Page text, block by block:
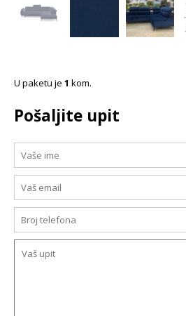
U paketu je 1 kom.
Pošaljite upit